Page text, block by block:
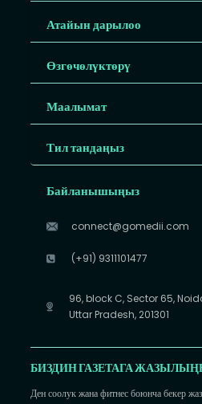
Атайын дарылоо
Өзгөчөлүктөрү
Маалымат
Тил тандаңыз
Байланышыңыз
connect@gomedii.com
(+91) 9311101477
96, block C, Sector 65,
Uttar Pradesh, 201301
БИЗДИН ГАЗЕТАГА
Ден соолук жана фитнес боюнча бекер